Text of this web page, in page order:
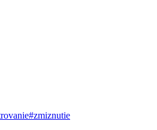
#zmiznutie